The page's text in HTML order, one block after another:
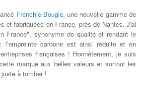
Frenchie Bougie, une nouvelle gamme de
et fabriquées en France, près de Nantes. J'ai
France", synonyme de qualité et rendant le
carbone est ainsi réduite et en
françaises ! Honnêtement, je suis
marque aux belles valeurs et surtout les
à tomber !